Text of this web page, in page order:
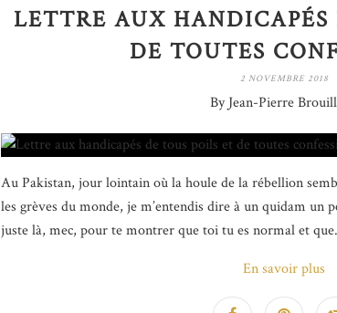
LETTRE AUX HANDICAPÉS
DE TOUTES
2 NOVEMBRE 2018
By Jean-Pierre
Au Pakistan, jour lointain où la houle de la rébellion
les grèves du monde, je m’entendis dire à un quidam un
juste là, mec, pour te montrer que toi tu es normal et
En savoir plus